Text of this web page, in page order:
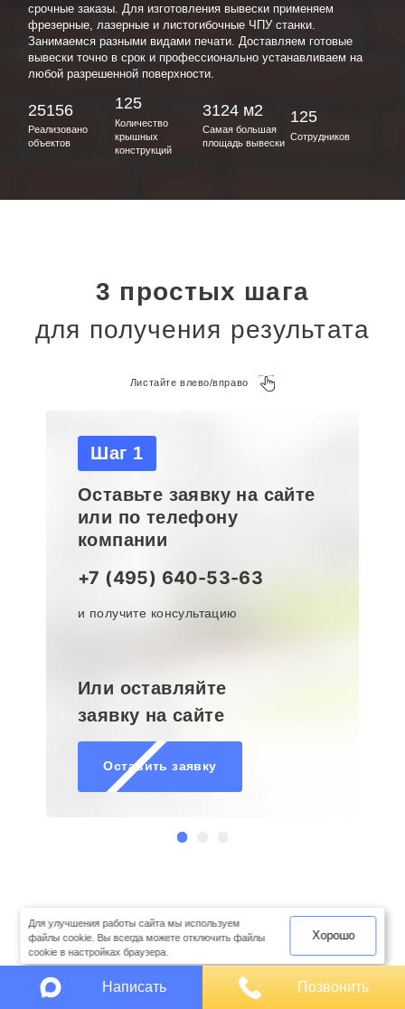
срочные заказы. Для изготовления вывески применяем
фрезерные, лазерные и листогибочные ЧПУ станки.
Занимаемся разными видами печати. Доставляем готовые
вывески точно в срок и профессионально устанавливаем на
любой разрешенной поверхности.
25156
Реализовано
объектов
125
Количество
крышных
конструкций
3124 м2
Самая большая
площадь вывески
125
Сотрудников
3 простых шага
для получения результата
Листайте влево/вправо
Шаг 1
Оставьте заявку на сайте
или по телефону
компании
+7 (495) 640-53-63
и получите консультацию
Или оставляйте
заявку на сайте
Оставить заявку
Для улучшения работы сайта мы используем
файлы cookie. Вы всегда можете отключить файлы
cookie в настройках браузера.
Хорошо
Написать Позвонить